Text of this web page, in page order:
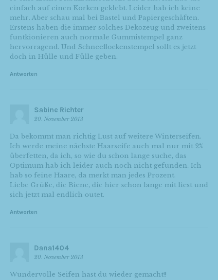
einfach auf einen Korken geklebt. Leider hab ich keine
mehr. Aber schau mal bei Bastel und Papiergeschäften.
Erstens haben die immer solches Dekozeug und zweitens
funtkionieren auch normale Gummistempel ganz
hervorragend. Und Schneeflockenstempel sollt es jetzt
doch in Hülle und Fülle geben.
Antworten
Sabine Richter
20. November 2013
Da bekommt man richtig Lust auf weitere Winterseifen.
Ich werde meine nächste Haarseife auch mal nur mit 2%
überfetten, da ich, so wie du schon lange suche, das
Optimum hab ich leider auch noch nicht gefunden. Ich
hab so feine Haare, da merkt man jedes Prozent.
Liebe Grüße, die Biene, die hier schon lange mit liest und
sich jetzt mal endlich outet.
Antworten
Dana1404
20. November 2013
Wundervolle Seifen hast du wieder gemacht!!